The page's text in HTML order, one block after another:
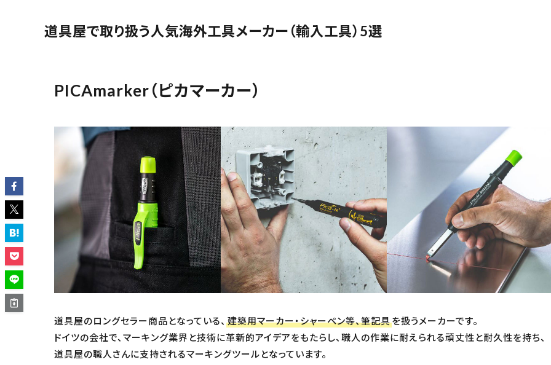
キーワードから探す
腰袋 バンスト展示品
カテゴリーから探す ブランドから探す 並び順
価格から探す
道具屋で取り扱う人気海外工具メーカー（輸入工具）5選
PICAmarker（ピカマーカー）
道具屋のロングセラー商品となっている、 建築用マーカー・シャーペン等、筆記具を扱うメーカーです。
ドイツの会社で、マーキング業界と技術に革新的アイデアをもたらし、職人の作業に耐えられる頑丈性と耐久性を持ち、
道具屋の職人さんに支持されるマーキングツールとなっています。